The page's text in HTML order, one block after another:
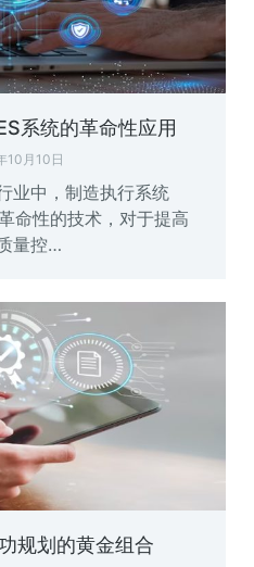
系统的革命性应用
10月10日
业中，制造执行系统
命性的技术，对于提高
量控…
规划的黄金组合